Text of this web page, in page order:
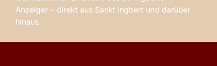
Anzeiger – direkt aus Sankt Ingbert und darüber
hinaus.